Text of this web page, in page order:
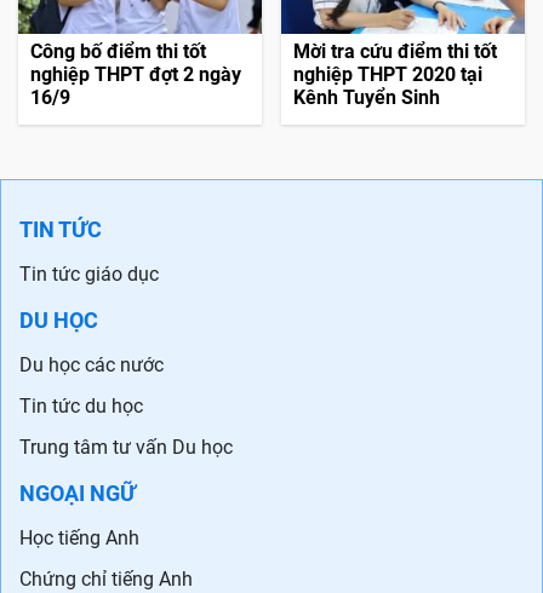
Công bố điểm thi tốt
nghiệp THPT đợt 2 ngày
16/9
Mời tra cứu điểm thi tốt
nghiệp THPT 2020 tại
Kênh Tuyển Sinh
TIN TỨC
Tin tức giáo dục
DU HỌC
Du học các nước
Tin tức du học
Trung tâm tư vấn Du học
NGOẠI NGỮ
Học tiếng Anh
Chứng chỉ tiếng Anh